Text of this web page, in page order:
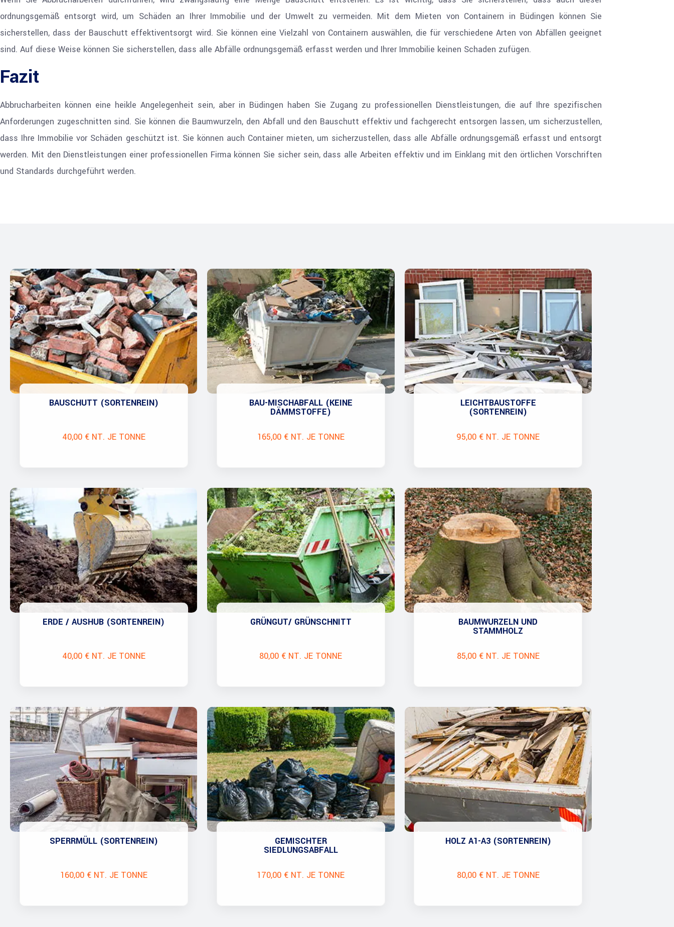
ordnungsgemäß entsorgt wird, um Schäden an Ihrer Immobilie und der Umwelt zu vermeiden. Mit dem Mieten von Containern in Büdingen können Sie
sicherstellen, dass der Bauschutt effektiventsorgt wird. Sie können eine Vielzahl von Containern auswählen, die für verschiedene Arten von Abfällen geeignet
sind. Auf diese Weise können Sie sicherstellen, dass alle Abfälle ordnungsgemäß erfasst werden und Ihrer Immobilie keinen Schaden zufügen.
Fazit
Abbrucharbeiten können eine heikle Angelegenheit sein, aber in Büdingen haben Sie Zugang zu professionellen Dienstleistungen, die auf Ihre spezifischen
Anforderungen zugeschnitten sind. Sie können die Baumwurzeln, den Abfall und den Bauschutt effektiv und fachgerecht entsorgen lassen, um sicherzustellen,
dass Ihre Immobilie vor Schäden geschützt ist. Sie können auch Container mieten, um sicherzustellen, dass alle Abfälle ordnungsgemäß erfasst und entsorgt
werden. Mit den Dienstleistungen einer professionellen Firma können Sie sicher sein, dass alle Arbeiten effektiv und im Einklang mit den örtlichen Vorschriften
und Standards durchgeführt werden.
BAUSCHUTT (SORTENREIN)
40,00 € NT. JE TONNE
BAU-MISCHABFALL (KEINE
DÄMMSTOFFE)
165,00 € NT. JE TONNE
LEICHTBAUSTOFFE
(SORTENREIN)
95,00 € NT. JE TONNE
ERDE / AUSHUB (SORTENREIN)
40,00 € NT. JE TONNE
GRÜNGUT/ GRÜNSCHNITT
80,00 € NT. JE TONNE
BAUMWURZELN UND
STAMMHOLZ
85,00 € NT. JE TONNE
SPERRMÜLL (SORTENREIN)
160,00 € NT. JE TONNE
GEMISCHTER
SIEDLUNGSABFALL
170,00 € NT. JE TONNE
HOLZ A1-A3 (SORTENREIN)
80,00 € NT. JE TONNE